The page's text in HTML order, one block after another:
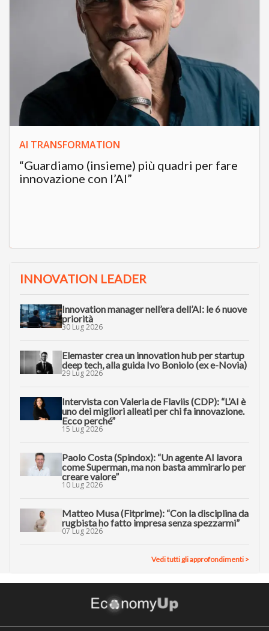
AI TRANSFORMATION
“Guardiamo (insieme) più quadri per fare
innovazione con l’AI”
INNOVATION LEADER
Innovation manager nell’era dell’AI: le 6 nuove
priorità
30 Lug 2026
Elemaster crea un innovation hub per startup
deep tech, alla guida Ivo Boniolo (ex e-Novia)
29 Lug 2026
Intervista con Valeria de Flaviis (CDP): “L’AI è
uno dei migliori alleati per chi fa innovazione.
Ecco perché”
15 Lug 2026
Paolo Costa (Spindox): “Un agente AI lavora
come Superman, ma non basta ammirarlo per
creare valore”
10 Lug 2026
Matteo Musa (Fitprime): “Con la disciplina da
rugbista ho fatto impresa senza spezzarmi”
07 Lug 2026
Vedi tutti gli approfondimenti >